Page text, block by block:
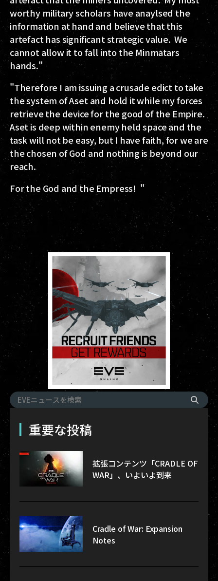
worthy military scholars have anaylsed the
information at hand and believe that this
artefact has significant strategic value. We
cannot allow it to fall into the Minmatars
hands."
"Therefore I am issuing a crusade edict to take
the system of Aset and hold it while my forces
retrieve the device for the good of the Empire.
Aset is deep within enemy held space and the
task will not be easy, but I have faith, for we are
the chosen of God and nothing is beyond our
reach.
For the God and the Empress! "
重要な投稿
拡張コンテンツ「CRADLE OF
WAR」、いよいよ到来
Cradle of War: Expansion
Notes